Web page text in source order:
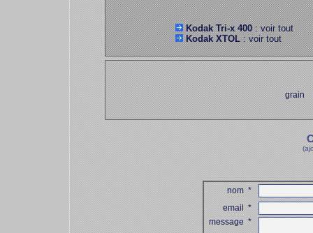
Kodak Tri-x 400: voir tout
Kodak XTOL: voir tout
grain
nom*
email*
message*